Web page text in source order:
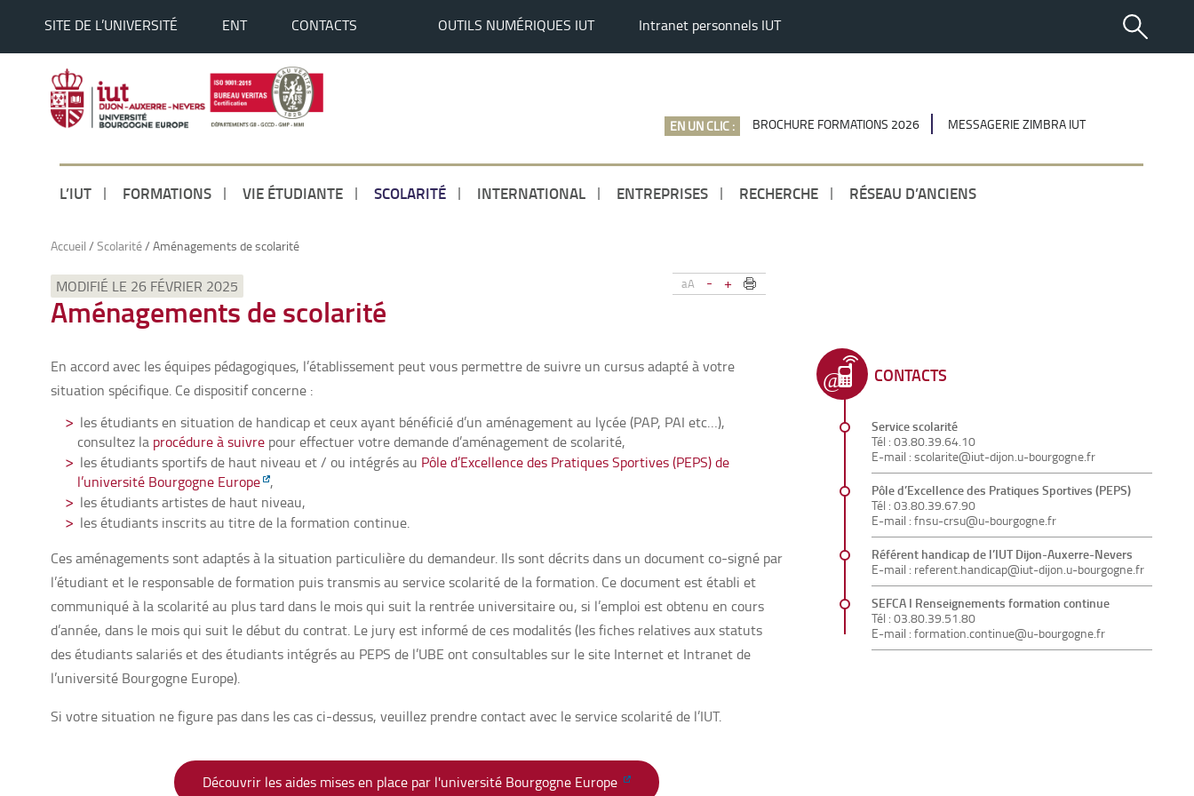
SITE DE L’UNIVERSITÉ ENT CONTACTS OUTILS NUMÉRIQUES IUT Intranet personnels IUT
EN UN CLIC : BROCHURE FORMATIONS 2026 MESSAGERIE ZIMBRA IUT
L’IUT FORMATIONS VIE ÉTUDIANTE SCOLARITÉ INTERNATIONAL ENTREPRISES RECHERCHE RÉSEAU D’ANCIENS
Accueil / Scolarité/ Aménagements de scolarité
aA - +
MODIFIÉ LE 26 FÉVRIER 2025
Aménagements de scolarité
En accord avec les équipes pédagogiques, l’établissement peut vous permettre de suivre un cursus adapté à votre
situation spécifique. Ce dispositif concerne :
les étudiants en situation de handicap et ceux ayant bénéficié d’un aménagement au lycée (PAP, PAI etc…),
consultez la procédure à suivre pour effectuer votre demande d’aménagement de scolarité,
les étudiants sportifs de haut niveau et / ou intégrés au Pôle d’Excellence des Pratiques Sportives (PEPS) de
l’université Bourgogne Europe ,
les étudiants artistes de haut niveau,
les étudiants inscrits au titre de la formation continue.
Ces aménagements sont adaptés à la situation particulière du demandeur. Ils sont décrits dans un document co-signé par
l’étudiant et le responsable de formation puis transmis au service scolarité de la formation. Ce document est établi et
communiqué à la scolarité au plus tard dans le mois qui suit la rentrée universitaire ou, si l’emploi est obtenu en cours
d’année, dans le mois qui suit le début du contrat. Le jury est informé de ces modalités (les fiches relatives aux statuts
des étudiants salariés et des étudiants intégrés au PEPS de l’UBE ont consultables sur le site Internet et Intranet de
l’université Bourgogne Europe).
Si votre situation ne figure pas dans les cas ci-dessus, veuillez prendre contact avec le service scolarité de l’IUT.
Découvrir les aides mises en place par l'université Bourgogne Europe
CONTACTS
Service scolarité
Tél : 03.80.39.64.10
E-mail :scolarite@iut-dijon.u-bourgogne.fr
Pôle d’Excellence des Pratiques Sportives (PEPS)
Tél : 03.80.39.67.90
E-mail :fnsu-crsu@u-bourgogne.fr
Référent handicap de l’IUT Dijon-Auxerre-Nevers
E-mail : referent.handicap@iut-dijon.u-bourgogne.fr
SEFCA I Renseignements formation continue
Tél : 03.80.39.51.80
E-mail :formation.continue@u-bourgogne.fr